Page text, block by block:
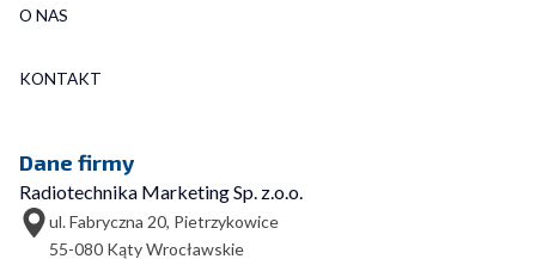
O NAS
KONTAKT
Dane firmy
Radiotechnika Marketing Sp. z.o.o.
ul. Fabryczna 20, Pietrzykowice
55-080 Kąty Wrocławskie